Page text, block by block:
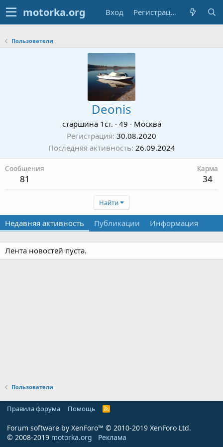
Вход Регистрация
Пользователи
Deonis
старшина 1ст. · 49 · Москва
Регистрация 30.08.2020
Последняя активность 26.09.2024
Сообщения
81
Карма
34
Найти
Недавняя активность Публикации Информация
Лента новостей пуста.
Пользователи
Правила форума Помощь
R
Forum software by XenForo™ © 2010-2019 XenForo Ltd.
© 2008-2019 motorka.org Реклама